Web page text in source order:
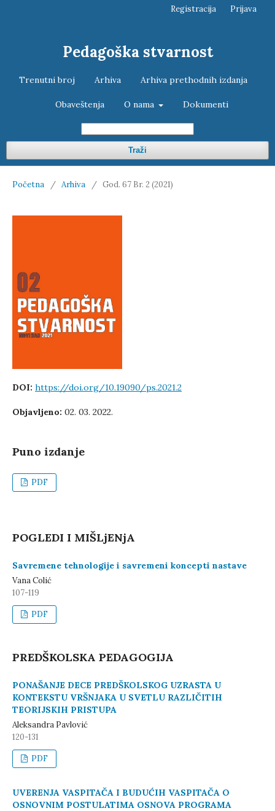
Pedagoška stvarnost
Trenutni broj Arhiva Arhiva prethodnih izdanja
Obaveštenja O nama Dokumenti
Traži
Registracija Prijava
Početna / Arhiva / God. 67 Br. 2 (2021)
DOI: https://doi.org/10.19090/ps.2021.2
Objavljeno: 02. 03. 2022.
Puno izdanje
PDF
POGLEDI I MIŠLjENjA
Savremene tehnologije i savremeni koncepti nastave
Vana Colić
107-119
PDF
PREDŠKOLSKA PEDAGOGIJA
PONAŠANJE DECE PREDŠKOLSKOG UZRASTA U
KONTEKSTU VRŠNJAKA U SVETLU RAZLIČITIH
TEORIJSKIH PRISTUPA
Aleksandra Pavlović
120-131
PDF
UVERENJA VASPITAČA I BUDUĆIH VASPITAČA O
OSNOVNIM POSTULATIMA OSNOVA PROGRAMA